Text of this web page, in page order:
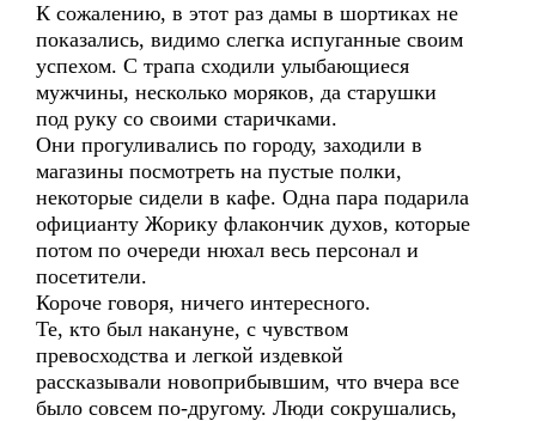
К сожалению, в этот раз дамы в шортиках не
показались, видимо слегка испуганные своим
успехом. С трапа сходили улыбающиеся
мужчины, несколько моряков, да старушки
под руку со своими старичками.
Они прогуливались по городу, заходили в
магазины посмотреть на пустые полки,
некоторые сидели в кафе. Одна пара подарила
официанту Жорику флакончик духов, которые
потом по очереди нюхал весь персонал и
посетители.
Короче говоря, ничего интересного.
Те, кто был накануне, с чувством
превосходства и легкой издевкой
рассказывали новоприбывшим, что вчера все
было совсем по-другому. Люди сокрушались,